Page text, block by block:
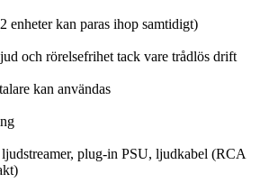
enheter kan paras ihop samtidigt)
och rörelsefrihet tack vare trådlös drift
kan användas
plug-in PSU, ljudkabel (RCA